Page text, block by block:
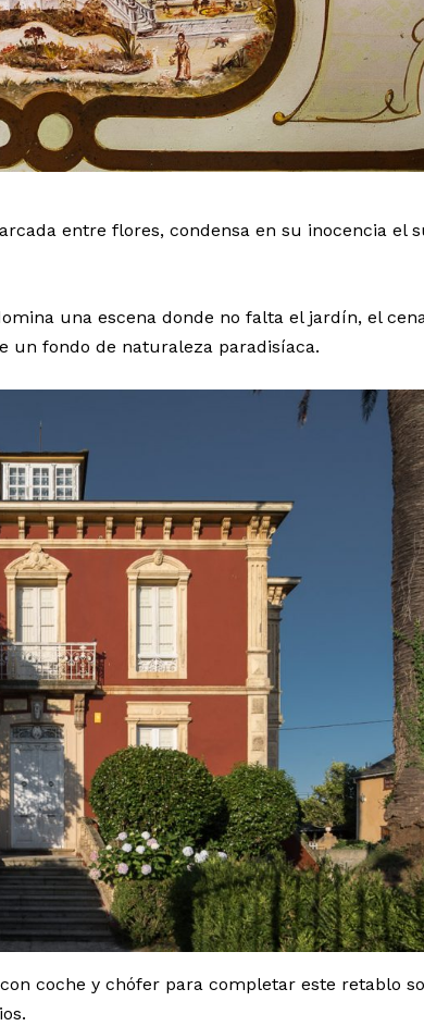
entre flores, condensa en su inocencia el
una escena donde no falta el jardín, el
un fondo de naturaleza paradisíaca.
coche y chófer para completar este retablo